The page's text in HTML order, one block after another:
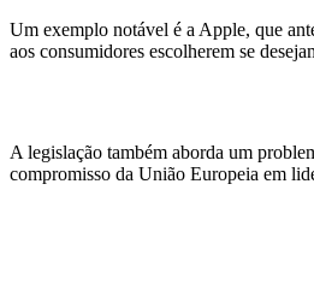
Um exemplo notável é a Apple, que
aos consumidores escolherem se
A legislação também aborda um
compromisso da União Europeia em